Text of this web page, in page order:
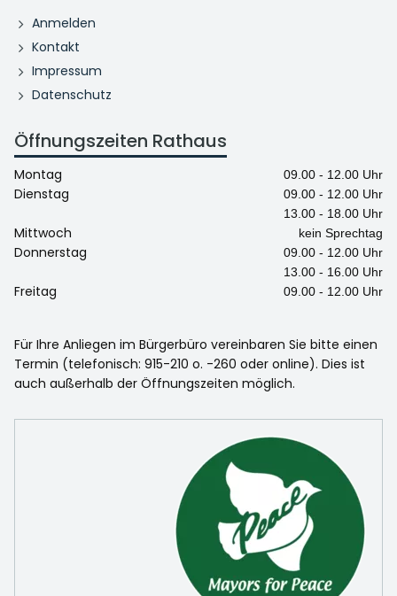
Anmelden
Kontakt
Impressum
Datenschutz
Öffnungszeiten Rathaus
Montag 09.00 - 12.00 Uhr
Dienstag
09.00 - 12.00 Uhr
13.00 - 18.00 Uhr
Mittwoch kein Sprechtag
Donnerstag
09.00 - 12.00 Uhr
13.00 - 16.00 Uhr
Freitag 09.00 - 12.00 Uhr
Für Ihre Anliegen im Bürgerbüro vereinbaren Sie bitte einen
Termin (telefonisch: 915-210 o. -260 oder online). Dies ist
auch außerhalb der Öffnungszeiten möglich.